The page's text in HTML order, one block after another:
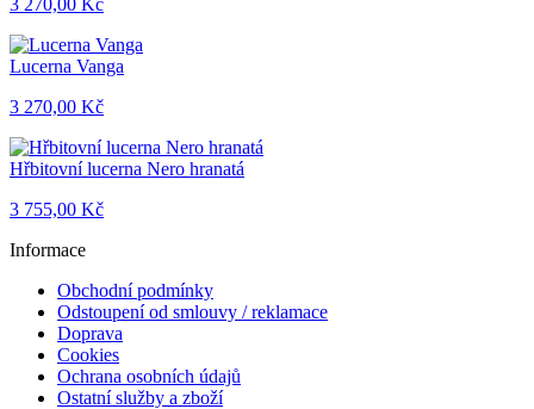
Lucerna Vanga
3 270,00 Kč
Hřbitovní lucerna Nero hranatá
3 755,00 Kč
Informace
Obchodní podmínky
Odstoupení od smlouvy / reklamace
Doprava
Cookies
Ochrana osobních údajů
Ostatní služby a zboží